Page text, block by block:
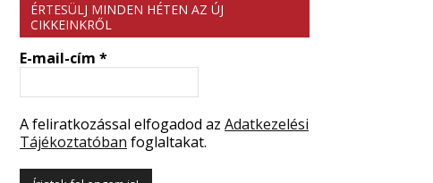
ÉRTESÜLJ MINDEN HÉTEN AZ ÚJ
CIKKEINKRŐL
E-mail-cím *
A feliratkozással elfogadod az Adatkezelési
Tájékoztatóban foglaltakat.